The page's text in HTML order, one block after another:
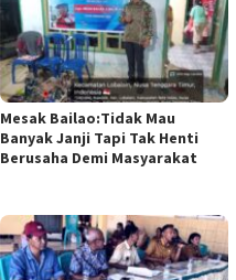
Mesak Bailao:Tidak Mau
Banyak Janji Tapi Tak Henti
Berusaha Demi Masyarakat